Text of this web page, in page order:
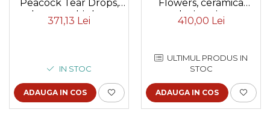
Peacock Tear Drops,
dreptunghiulara,
ceramica smaltuita,
371,13 Lei
IN STOC
ADAUGA IN COS
Flowers, ceramica
smaltuita, pictata
manual, 22,2 x 37,8 cm
410,00 Lei
ULTIMUL PRODUS IN
STOC
ADAUGA IN COS